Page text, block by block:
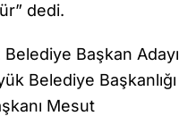
dedi.
Başkan Adayı
Belediye Başkanlığı
Mesut